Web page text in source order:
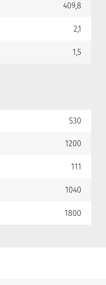
409,8
2,1
1,5
530
1200
111
1040
1800